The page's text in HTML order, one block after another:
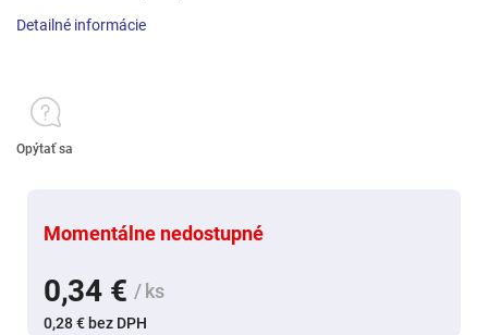
0,34 € / ks
0,28 € bez DPH
Momentálne nedostupné
Detailné informácie
Opýtať sa